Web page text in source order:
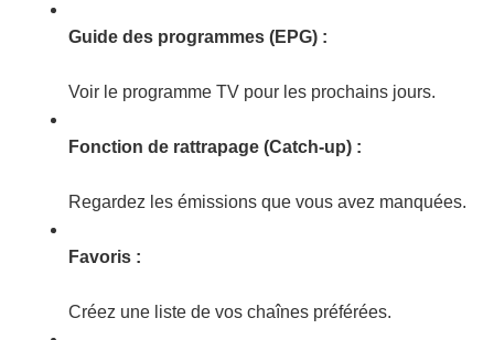
Guide des programmes (EPG) :
Voir le programme TV pour les prochains jours.
Fonction de rattrapage (Catch-up) :
Regardez les émissions que vous avez manquées.
Favoris :
Créez une liste de vos chaînes préférées.